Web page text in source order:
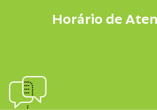
Horário de